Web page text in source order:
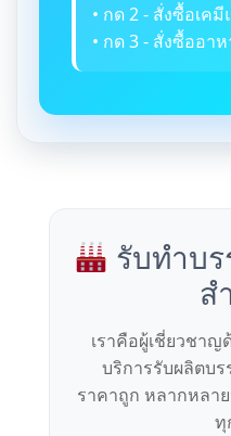
• กด 2 - สั่งซื้อเค
• กด 3 - สั่งซื้ออา
รับทำบ
ส
เราคือผู้เชี่ยวชาญ
บริการรับผลิตบ
ราคาถูก หลากหลา
ทุ